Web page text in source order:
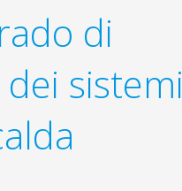
di
sistemi